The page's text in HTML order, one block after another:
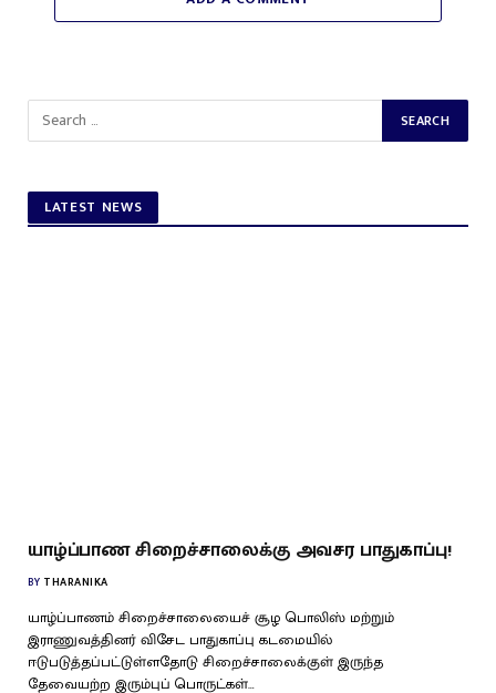
LATEST NEWS
யாழ்ப்பாண சிறைச்சாலைக்கு அவசர பாதுகாப்பு!
BY THARANIKA
யாழ்ப்பாணம் சிறைச்சாலையைச் சூழ பொலிஸ் மற்றும்
இராணுவத்தினர் விசேட பாதுகாப்பு கடமையில்
ஈடுபடுத்தப்பட்டுள்ளதோடு சிறைச்சாலைக்குள் இருந்த
தேவையற்ற இரும்புப் பொருட்கள்…